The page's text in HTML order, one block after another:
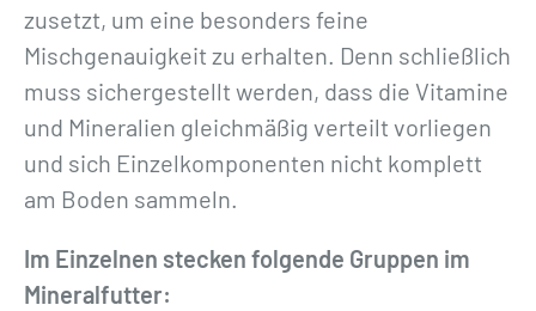
zusetzt, um eine besonders feine
Mischgenauigkeit zu erhalten. Denn schließlich
muss sichergestellt werden, dass die Vitamine
und Mineralien gleichmäßig verteilt vorliegen
und sich Einzelkomponenten nicht komplett
am Boden sammeln.
Im Einzelnen stecken folgende Gruppen im
Mineralfutter: